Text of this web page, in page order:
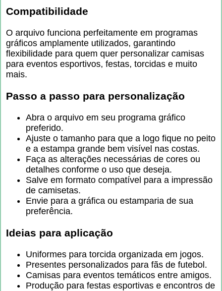
Compatibilidade
O arquivo funciona perfeitamente em programas
gráficos amplamente utilizados, garantindo
flexibilidade para quem quer personalizar camisas
para eventos esportivos, festas, torcidas e muito
mais.
Passo a passo para personalização
Abra o arquivo em seu programa gráfico
preferido.
Ajuste o tamanho para que a logo fique no peito
e a estampa grande bem visível nas costas.
Faça as alterações necessárias de cores ou
detalhes conforme o uso que deseja.
Salve em formato compatível para a impressão
de camisetas.
Envie para a gráfica ou estamparia de sua
preferência.
Ideias para aplicação
Uniformes para torcida organizada em jogos.
Presentes personalizados para fãs de futebol.
Camisas para eventos temáticos entre amigos.
Produção para festas esportivas e encontros de